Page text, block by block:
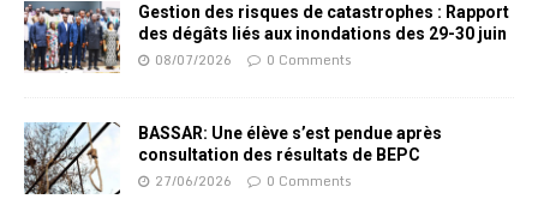
Gestion des risques de catastrophes : Rapport
des dégâts liés aux inondations des 29-30 juin
08/07/2026 0 Comments
BASSAR: Une élève s’est pendue après
consultation des résultats de BEPC
27/06/2026 0 Comments